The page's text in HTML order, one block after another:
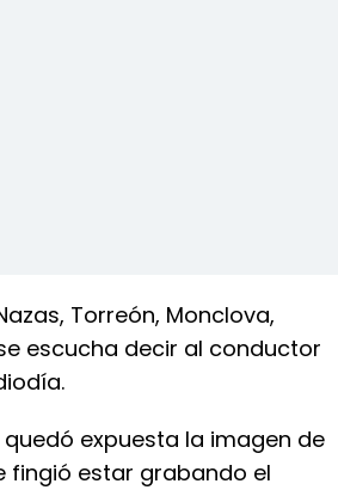
Torreón, Monclova,
escucha decir al conductor
expuesta la imagen de
fingió estar grabando el